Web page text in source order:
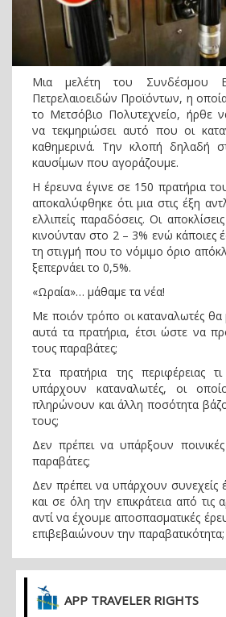
Μια μελέτη του Συνδέσμου
Πετρελαιοειδών Προϊόντων, η
το Μετσόβιο Πολυτεχνείο, ήρθε
να τεκμηριώσει αυτό που οι
καθημερινά. Την κλοπή δηλαδή
καυσίμων που αγοράζουμε.
Η έρευνα έγινε σε 150 πρατήρια
αποκαλύφθηκε ότι μια στις έξη
ελλιπείς παραδόσεις. Οι
κινούνταν στο 2 – 3% ενώ κάποιες
τη στιγμή που το νόμιμο όριο
ξεπερνάει το 0,5%.
«Ωραία»… μάθαμε τα νέα!
Με ποιόν τρόπο οι καταναλωτές θα
αυτά τα πρατήρια, έτσι ώστε να
τους παραβάτες;
Στα πρατήρια της περιφέρειας
υπάρχουν καταναλωτές, οι
πληρώνουν και άλλη ποσότητα
τους;
Δεν πρέπει να υπάρξουν
παραβάτες;
Δεν πρέπει να υπάρχουν συνεχείς
και σε όλη την επικράτεια από τις
αντί να έχουμε αποσπασματικές
επιβεβαιώνουν την παραβατικότητα;
APP TRAVELER RIGHTS